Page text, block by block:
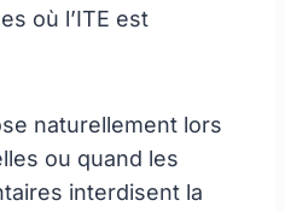
où l’ITE est
naturellement lors
ou quand les
interdisent la